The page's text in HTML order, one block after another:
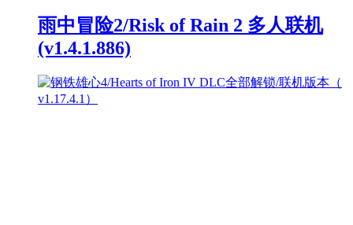
雨中冒险2/Risk of Rain 2 多人联机
(v1.4.1.886)